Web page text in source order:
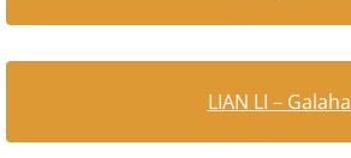
LIAN LI –